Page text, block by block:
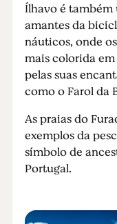
Ílhavo é
amantes da
náuticos, onde
mais colorida em
pelas suas
como o Farol da
As praias do
exemplos da
símbolo de
Portugal.